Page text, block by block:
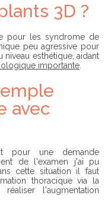
3D ?
pour les syndrome de
peu agressive pour
niveau esthétique, aidant
importante
avec
pour une demande
de l'examen j'ai pu
cette situation il faut
thoracique via la
l'augmentation